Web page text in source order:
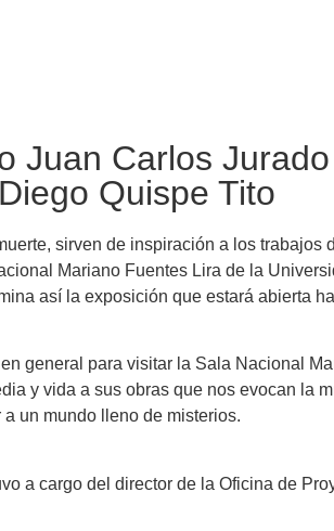
Juan Carlos
Quispe Tito
sirven de inspiración a los
Mariano Fuentes Lira de la
así la exposición que estará abierta
general para visitar la Sala Nacional
y vida a sus obras que nos evocan la
un mundo lleno de misterios.
a cargo del director de la Oficina de